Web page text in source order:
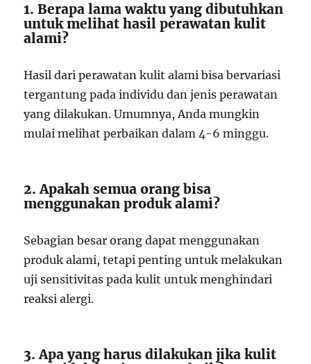
1. Berapa lama waktu yang dibutuhkan
untuk melihat hasil perawatan kulit
alami?
Hasil dari perawatan kulit alami bisa bervariasi
tergantung pada individu dan jenis perawatan
yang dilakukan. Umumnya, Anda mungkin
mulai melihat perbaikan dalam 4-6 minggu.
2. Apakah semua orang bisa
menggunakan produk alami?
Sebagian besar orang dapat menggunakan
produk alami, tetapi penting untuk melakukan
uji sensitivitas pada kulit untuk menghindari
reaksi alergi.
3. Apa yang harus dilakukan jika kulit